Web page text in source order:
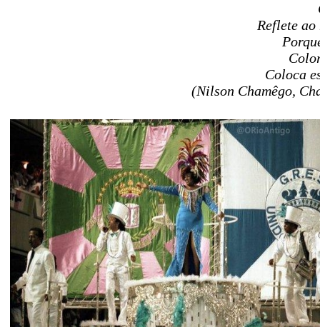
Reflete
Coloca
(Nilson Chamêgo,